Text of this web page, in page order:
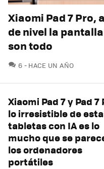
Xiaomi Pad 7 Pro,
de nivel la
son todo
6 COMENTARIOS
HACE UN AÑO
Xiaomi Pad 7 y Pad 7
lo irresistible de
tabletas con IA es lo
mucho que se
los ordenadores
portátiles